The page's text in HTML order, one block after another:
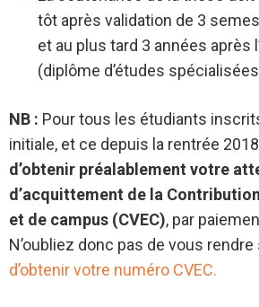
tôt après validation de 3
et au plus tard 3 années après
(diplôme d’études
NB : Pour tous les étudiants
initiale, et ce depuis la rentrée
d’obtenir préalablement votre
d’acquittement de la
et de campus (CVEC), par
N’oubliez donc pas de vous
d’obtenir votre numéro CVEC.